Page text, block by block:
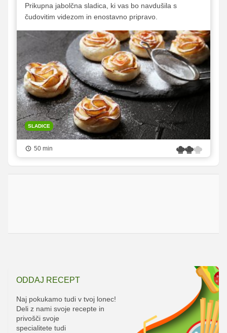
Prikupna jabolčna sladica, ki vas bo navdušila s
čudovitim videzom in enostavno pripravo.
SLADICE
50 min
ODDAJ RECEPT
Naj pokukamo tudi v tvoj lonec!
Deli z nami svoje recepte in
privošči svoje
specialitete tudi